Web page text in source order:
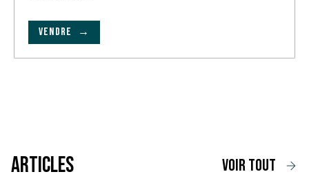
VENDRE →
voir tout
Articles